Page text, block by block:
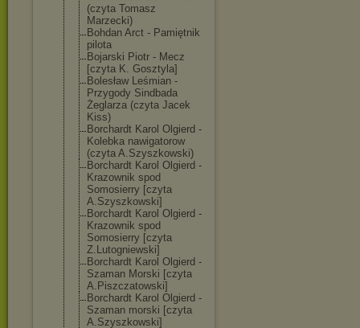
(czyta Tomasz
Marzecki)
Bohdan Arct - Pamiętnik
pilota
Bojarski Piotr - Mecz
[czyta K. Gosztyla]
Bolesław Leśmian -
Przygody Sindbada
Żeglarza (czyta Jacek
Kiss)
Borchardt Karol Olgierd -
Kolebka nawigatorow
(czyta A.Szyszkowski)
Borchardt Karol Olgierd -
Krazownik spod
Somosierry [czyta
A.Szyszkowski]
Borchardt Karol Olgierd -
Krazownik spod
Somosierry [czyta
Z.Lutogniewski]
Borchardt Karol Olgierd -
Szaman Morski [czyta
A.Piszczatowski]
Borchardt Karol Olgierd -
Szaman morski [czyta
A.Szyszkowski]